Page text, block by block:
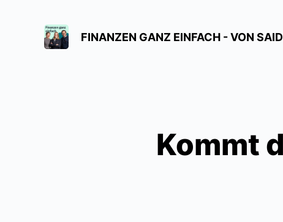
FINANZEN GANZ EINFACH - VON
Kommt